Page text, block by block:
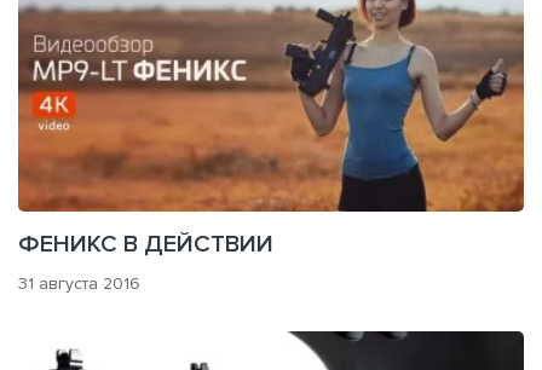
ФЕНИКС В ДЕЙСТВИИ
31 августа 2016